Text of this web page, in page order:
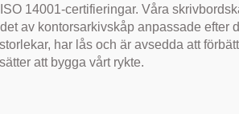
14001-certifieringar. Våra
av kontorsarkivskåp anpassade efter
har lås och är avsedda att
att bygga vårt rykte.